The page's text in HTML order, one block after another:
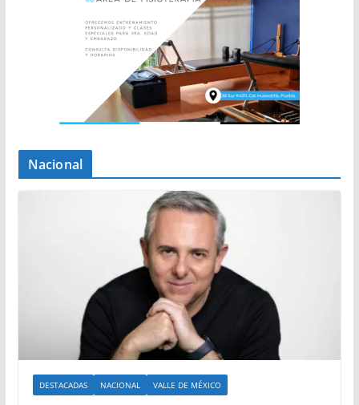
Nacional
DESTACADAS NACIONAL VALLE DE MÉXICO